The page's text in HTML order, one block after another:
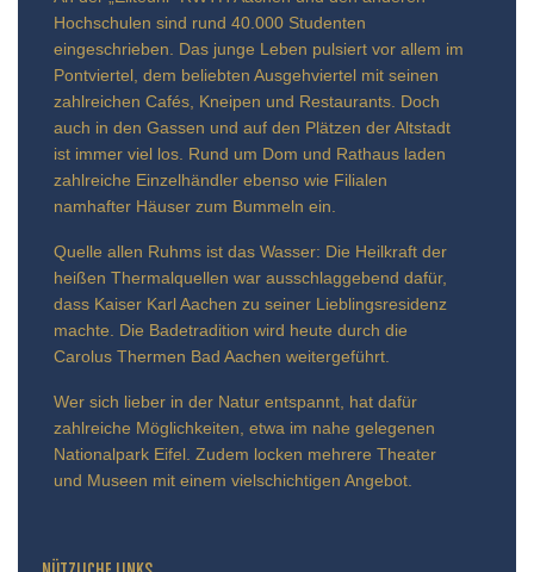
Hochschulen sind rund 40.000 Studenten
eingeschrieben. Das junge Leben pulsiert vor allem im
Pontviertel, dem beliebten Ausgehviertel mit seinen
zahlreichen Cafés, Kneipen und Restaurants. Doch
auch in den Gassen und auf den Plätzen der Altstadt
ist immer viel los. Rund um Dom und Rathaus laden
zahlreiche Einzelhändler ebenso wie Filialen
namhafter Häuser zum Bummeln ein.
Quelle allen Ruhms ist das Wasser: Die Heilkraft der
heißen Thermalquellen war ausschlaggebend dafür,
dass Kaiser Karl Aachen zu seiner Lieblingsresidenz
machte. Die Badetradition wird heute durch die
Carolus Thermen Bad Aachen weitergeführt.
Wer sich lieber in der Natur entspannt, hat dafür
zahlreiche Möglichkeiten, etwa im nahe gelegenen
Nationalpark Eifel. Zudem locken mehrere Theater
und Museen mit einem vielschichtigen Angebot.